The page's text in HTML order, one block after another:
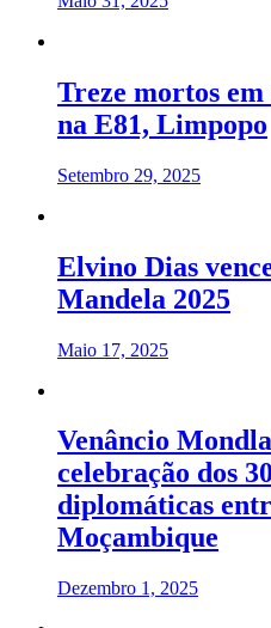
Treze mortos
na E81, Limpopo
Setembro 29, 2025
Elvino Dias
Mandela 2025
Maio 17, 2025
Venâncio
celebração dos
diplomáticas
Moçambique
Dezembro 1, 2025